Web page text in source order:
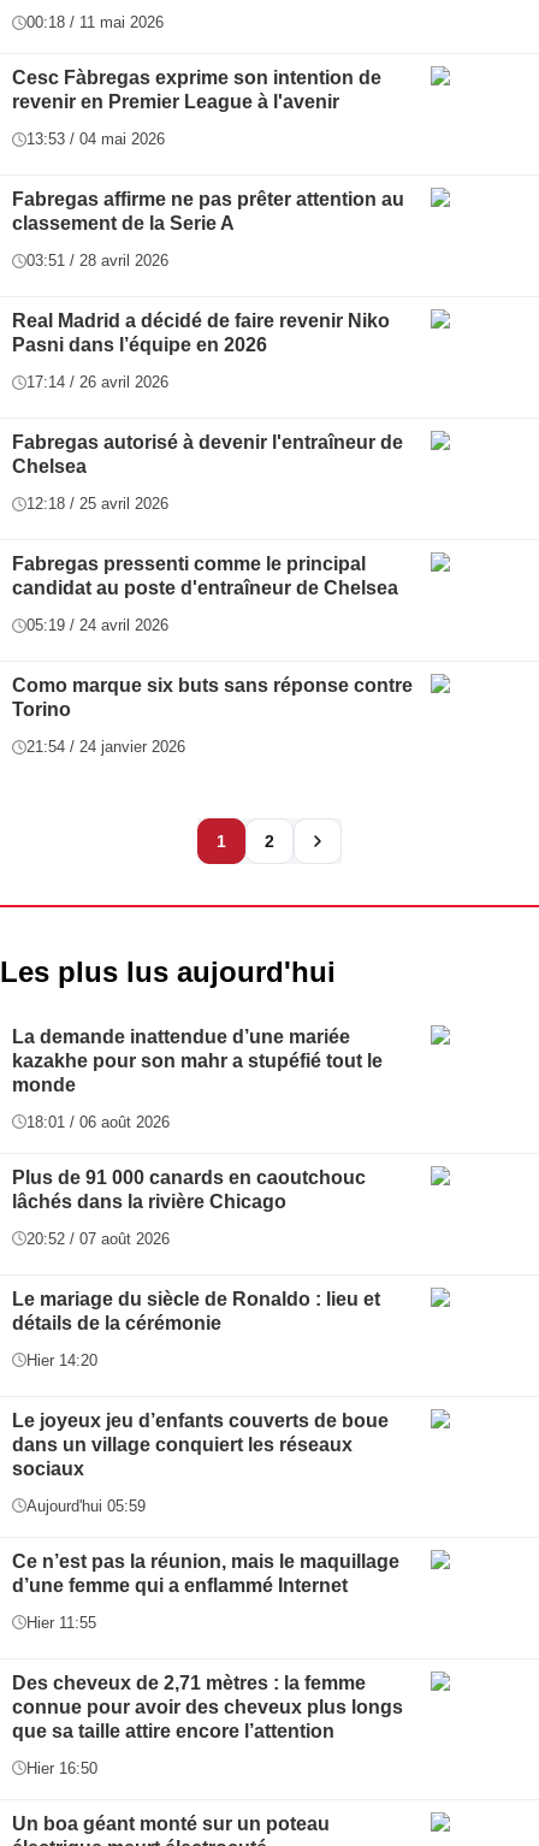
00:18 / 11 mai 2026
Cesc Fàbregas exprime son intention de
revenir en Premier League à l'avenir
13:53 / 04 mai 2026
Fabregas affirme ne pas prêter attention au
classement de la Serie A
03:51 / 28 avril 2026
Real Madrid a décidé de faire revenir Niko
Pasni dans l’équipe en 2026
17:14 / 26 avril 2026
Fabregas autorisé à devenir l'entraîneur de
Chelsea
12:18 / 25 avril 2026
Fabregas pressenti comme le principal
candidat au poste d'entraîneur de Chelsea
05:19 / 24 avril 2026
Como marque six buts sans réponse contre
Torino
21:54 / 24 janvier 2026
1 2
Les plus lus aujourd'hui
La demande inattendue d’une mariée
kazakhe pour son mahr a stupéfié tout le
monde
18:01 / 06 août 2026
Plus de 91 000 canards en caoutchouc
lâchés dans la rivière Chicago
20:52 / 07 août 2026
Le mariage du siècle de Ronaldo : lieu et
détails de la cérémonie
Hier 14:20
Le joyeux jeu d’enfants couverts de boue
dans un village conquiert les réseaux
sociaux
Aujourd'hui 05:59
Ce n’est pas la réunion, mais le maquillage
d’une femme qui a enflammé Internet
Hier 11:55
Des cheveux de 2,71 mètres : la femme
connue pour avoir des cheveux plus longs
que sa taille attire encore l’attention
Hier 16:50
Un boa géant monté sur un poteau